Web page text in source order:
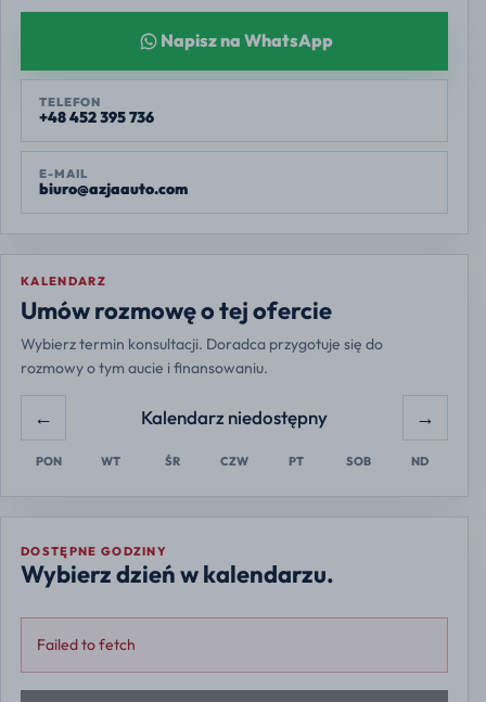
Napisz na WhatsApp
TELEFON
+48 452 395 736
E-MAIL
biuro@azjaauto.com
KALENDARZ
Umów rozmowę o tej ofercie
Wybierz termin konsultacji. Doradca przygotuje się do
rozmowy o tym aucie i finansowaniu.
Europe/Warsaw
← Kalendarz niedostępny →
PON WT ŚR CZW PT SOB ND
DOSTĘPNE GODZINY
Wybierz dzień w kalendarzu.
Failed to fetch